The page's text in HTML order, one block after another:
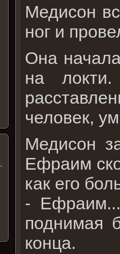
Медисон
ног и
Она
на
человек,
Медисон
Ефраим
как его
-
поднимая
конца.